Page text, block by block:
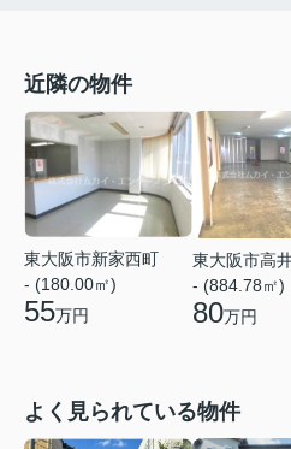
近隣の物件
東大阪市新家西町
- (180.00㎡)
55万円
東大阪市高
- (884.78㎡)
80万円
よく見られている物件